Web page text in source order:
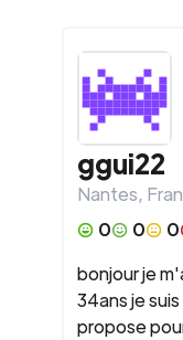
ggui22
Nantes,
0
0 0
bonjour je
34ans je
propose